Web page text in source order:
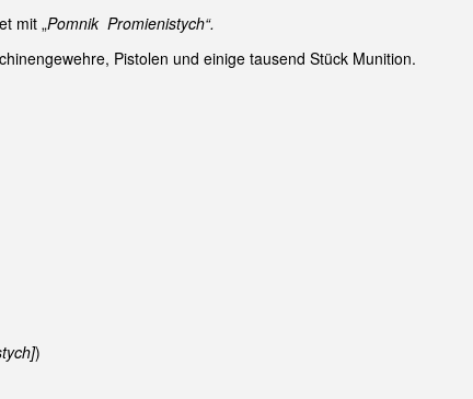
mit „Pomnik Promienistych“.
Pistolen und einige tausend Stück Munition.
)